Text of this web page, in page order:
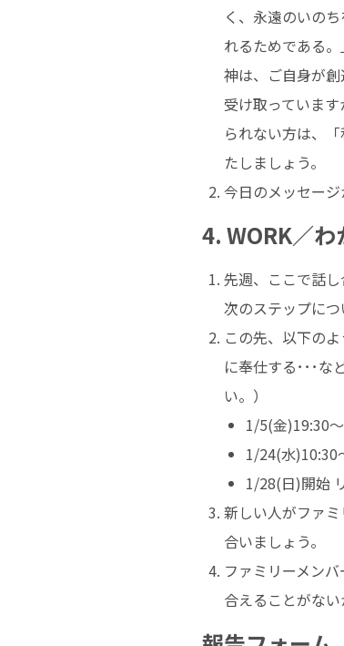
く、永遠のいの
れるためである
神は、ご自身が
受け取っていま
られない方は、
たしましょう。
今日のメッセー
4. WORK／わ
先週、ここで話
次のステップにつ
この先、以下の
に奉仕する･･･な
い。）
1/5(金)19:30
1/24(水)10:30
1/28(日)開始
新しい人がファ
合いましょう。
ファミリーメン
合えることがない